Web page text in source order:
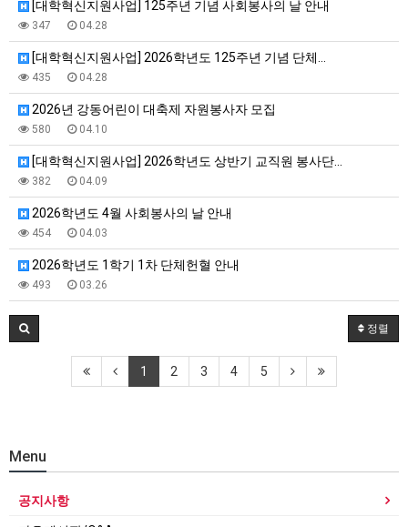
[대학혁신지원사업] 125주년 기념 사회봉사의 날 안내
347 04.28
[대학혁신지원사업] 2026학년도 125주년 기념 단체…
435 04.28
2026년 강동어린이 대축제 자원봉사자 모집
580 04.10
[대학혁신지원사업] 2026학년도 상반기 교직원 봉사단…
382 04.09
2026학년도 4월 사회봉사의 날 안내
454 04.03
2026학년도 1학기 1차 단체헌혈 안내
493 03.26
정렬
1 2 3 4 5
Menu
공지사항